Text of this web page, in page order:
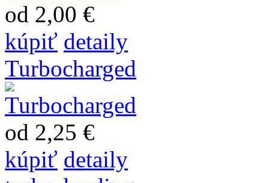
od 2,00 €
kúpiť detaily
Turbocharged
od 2,25 €
kúpiť detaily